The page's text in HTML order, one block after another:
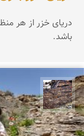
دریای خزر از هر
باشد.
محمد ناصری